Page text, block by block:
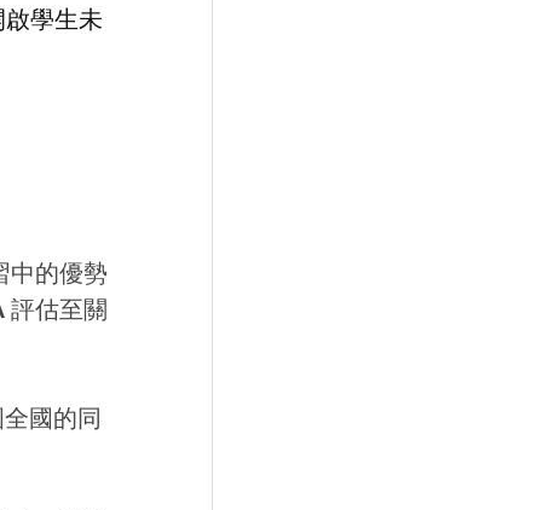
學生未
中的優勢
評估至關
國的同